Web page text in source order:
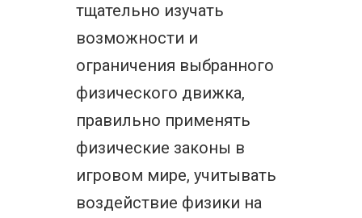
тщательно изучать
возможности и
ограничения выбранного
физического движка,
правильно применять
физические законы в
игровом мире, учитывать
воздействие физики на